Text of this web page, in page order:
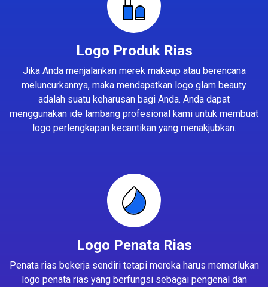
Logo Produk Rias
Jika Anda menjalankan merek makeup atau berencana
meluncurkannya, maka mendapatkan logo glam beauty
adalah suatu keharusan bagi Anda. Anda dapat
menggunakan ide lambang profesional kami untuk membuat
logo perlengkapan kecantikan yang menakjubkan.
Logo Penata Rias
Penata rias bekerja sendiri tetapi mereka harus memerlukan
logo penata rias yang berfungsi sebagai pengenal dan